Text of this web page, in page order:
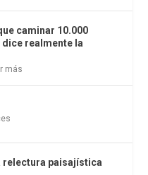
caminar 10.000
realmente la
más
relectura paisajística